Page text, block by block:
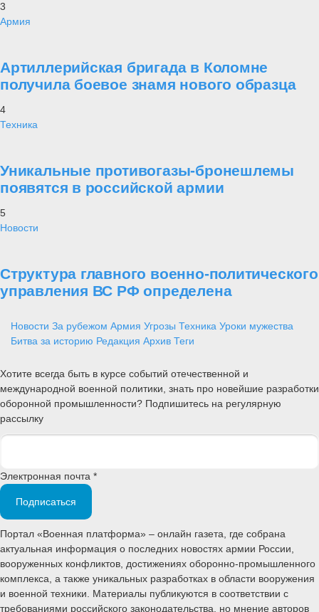
3
Армия
Артиллерийская бригада в Коломне
получила боевое знамя нового образца
4
Техника
Уникальные противогазы-бронешлемы
появятся в российской армии
5
Новости
Структура главного военно-политического
управления ВС РФ определена
Новости За рубежом Армия Угрозы Техника Уроки мужества
Битва за историю Редакция Архив Теги
Хотите всегда быть в курсе событий отечественной и
международной военной политики, знать про новейшие разработки
оборонной промышленности? Подпишитесь на регулярную
рассылку
Электронная почта *
Подписаться
Портал «Военная платформа» – онлайн газета, где собрана
актуальная информация о последних новостях армии России,
вооруженных конфликтов, достижениях оборонно-промышленного
комплекса, а также уникальных разработках в области вооружения
и военной техники. Материалы публикуются в соответствии с
требованиями российского законодательства, но мнение авторов